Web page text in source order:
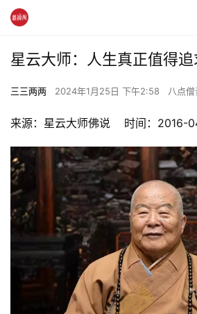
星云大师：人生真正值得
三三两两 2024年1月25日 下午2:58 八点
来源：星云大师佛说    时间：2016-